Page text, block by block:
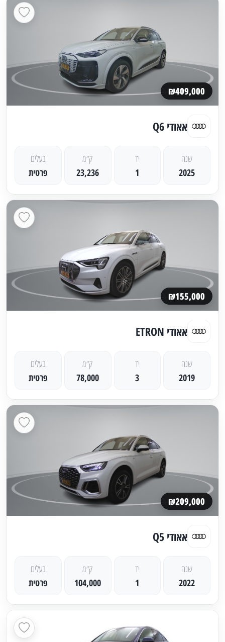
₪409,000
אאודי Q6
שנה
2025
יד
1
ק״מ
23,236
בעלים
פרטית
₪155,000
אאודי ETRON
שנה
2019
יד
3
ק״מ
78,000
בעלים
פרטית
₪209,000
אאודי Q5
שנה
2022
יד
1
ק״מ
104,000
בעלים
פרטית